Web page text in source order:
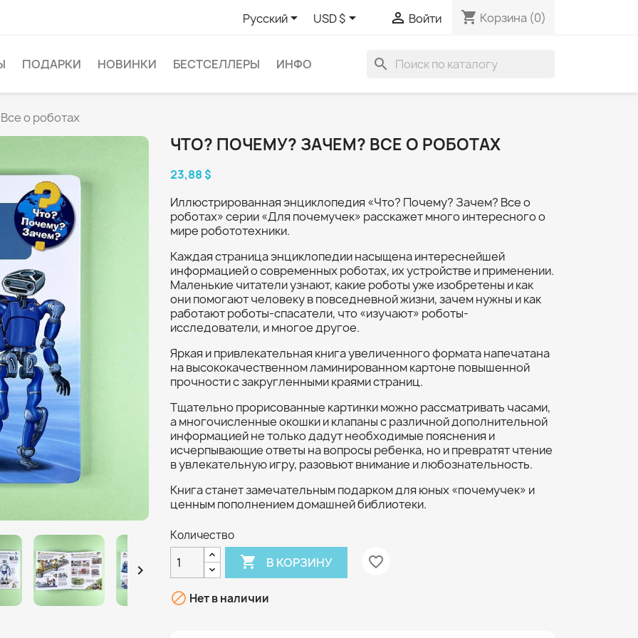
Русский USD $  Войти shopping_cart Корзина (0)
ПОДАРКИ НОВИНКИ БЕСТСЕЛЛЕРЫ ИНФО search
о роботах

ЧТО? ПОЧЕМУ? ЗАЧЕМ? ВСЕ О РОБОТАХ
23,88 $
Иллюстрированная энциклопедия «Что? Почему? Зачем? Все о
роботах» серии «Для почемучек» расскажет много интересного о
мире робототехники.
Каждая страница энциклопедии насыщена интереснейшей
информацией о современных роботах, их устройстве и применении.
Маленькие читатели узнают, какие роботы уже изобретены и как
они помогают человеку в повседневной жизни, зачем нужны и как
работают роботы-спасатели, что «изучают» роботы-
исследователи, и многое другое.
Яркая и привлекательная книга увеличенного формата напечатана
на высококачественном ламинированном картоне повышенной
прочности с закругленными краями страниц.
Тщательно прорисованные картинки можно рассматривать часами,
а многочисленные окошки и клапаны с различной дополнительной
информацией не только дадут необходимые пояснения и
исчерпывающие ответы на вопросы ребенка, но и превратят чтение
в увлекательную игру, разовьют внимание и любознательность.
Книга станет замечательным подарком для юных «почемучек» и
ценным пополнением домашней библиотеки.
Количество
 В КОРЗИНУ favorite_border
 Нет в наличии